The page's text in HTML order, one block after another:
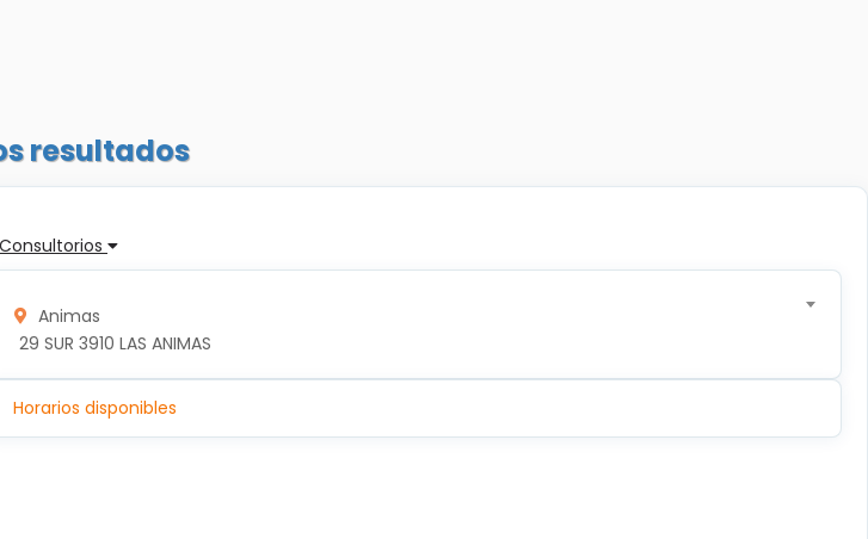
resultados
Consultorios
Animas
29 SUR 3910 LAS ANIMAS
Horarios disponibles